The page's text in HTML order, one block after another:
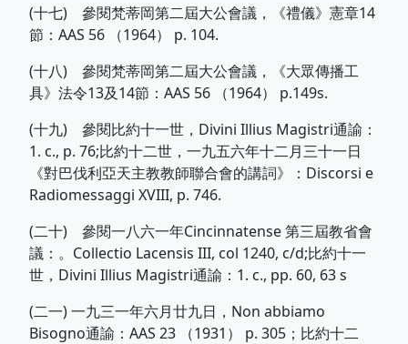
(十七) 參閱梵蒂岡第二屆大公會議，《禮儀》憲章14
節：AAS 56 （1964） p. 104.
(十八) 參閱梵蒂岡第二屆大公會議，《大眾傳播工
具》法令13及14節：AAS 56 （1964） p.149s.
(十九) 參閱比約十一世，Divini Illius Magistri通諭：
1. c., p. 76;比約十二世，一九五六年十二月三十一日
《對巴伐利亞天主教教師聯合會的講詞》：Discorsi e
Radiomessaggi XVIII, p. 746.
(二十) 參閱一八六一年Cincinnatense 第三屆教省會
議：。Collectio Lacensis III, col 1240, c/d;比約十一
世，Divini Illius Magistri通諭：1. c., pp. 60, 63 s
(二一) 一九三一年六月廿九日，Non abbiamo
Bisogno通諭：AAS 23 （1931） p. 305；比約十二